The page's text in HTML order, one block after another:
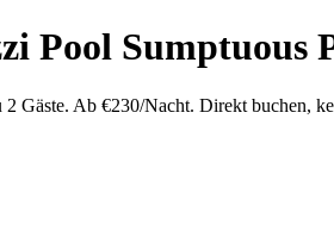
Pool Sumptuous
Gäste. Ab €230/Nacht. Direkt buchen,